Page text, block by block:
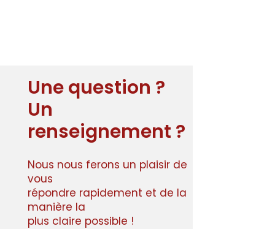
Une question ?
Un
renseignement ?
Nous nous ferons un plaisir de
vous
répondre rapidement et de la
manière la
plus claire possible !